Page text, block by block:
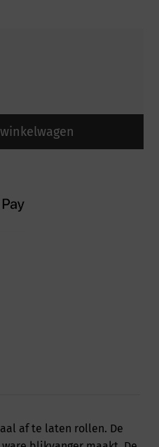
af te laten rollen. De